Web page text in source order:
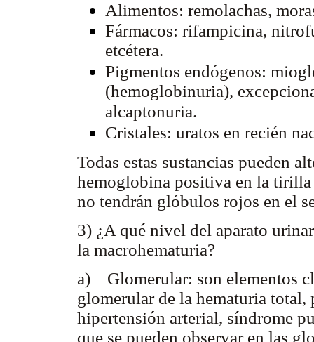
Alimentos: remolachas,
Fármacos: rifampicina,
etcétera.
Pigmentos endógenos:
(hemoglobinuria),
alcaptonuria.
Cristales: uratos en recién
Todas estas sustancias pueden
hemoglobina positiva en la
no tendrán glóbulos rojos en el
3) ¿A qué nivel del aparato
la macrohematuria?
a) Glomerular: son elementos
glomerular de la hematuria
hipertensión arterial, síndrome
que se pueden observar en las